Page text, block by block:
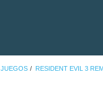
JUEGOS RESIDENT EVIL 3